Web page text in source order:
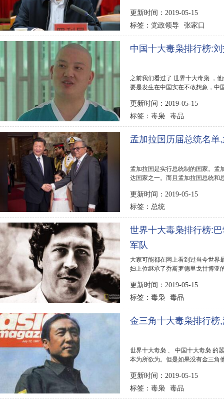
更新时间：2019-05-15
标签： 党政领导 张家口
中国十大毒枭排行榜:
之前我们看过了 世界十大毒枭 ，
要是发生在中国实在不敢想象，中
更新时间：2019-05-15
标签： 毒枭 毒品
孟加拉国历届总统名
孟加拉国是实行总统制的国家。孟
达国家之一。而且孟加拉国总统和
更新时间：2019-05-15
标签： 总统
世界十大毒枭排行榜:
军队
大家可能都在网上看到过当今世界
妇上位继承了乔斯罗德里戈甘博亚
更新时间：2019-05-15
标签： 毒枭 毒品
金三角十大毒枭排行榜
世界十大毒枭 、 中国十大毒枭 的
本为所欲为。但是如果没有金三角
更新时间：2019-05-15
标签： 毒枭 毒品